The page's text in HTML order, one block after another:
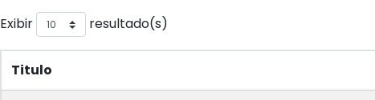
Exibir resultado(s)
Titulo